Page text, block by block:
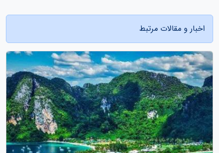
اخبار و مقالات مرتبط